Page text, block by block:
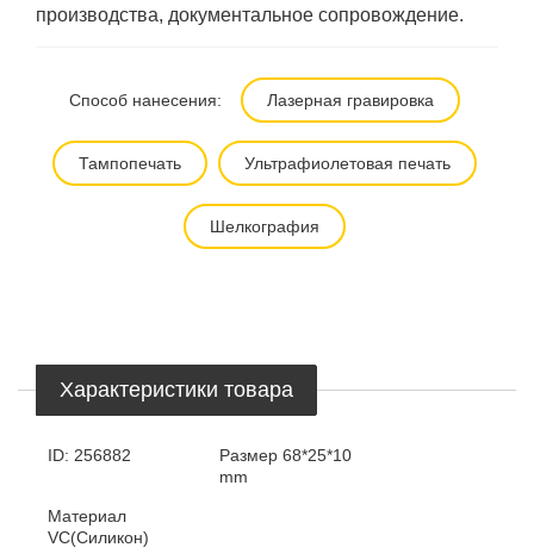
производства, документальное сопровождение.
Способ нанесения: Лазерная гравировка
Тампопечать Ультрафиолетовая печать
Шелкография
Характеристики товара
ID: 256882 Размер68*25*10
mm
Материал
VC(Силикон)